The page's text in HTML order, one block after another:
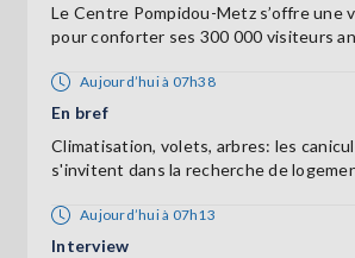
Le Centre Pompidou-Metz s’offre une
pour conforter ses 300 000 visiteurs
Aujourd’hui à 07h38
En bref
Climatisation, volets, arbres: les
s'invitent dans la recherche de
Aujourd’hui à 07h13
Interview